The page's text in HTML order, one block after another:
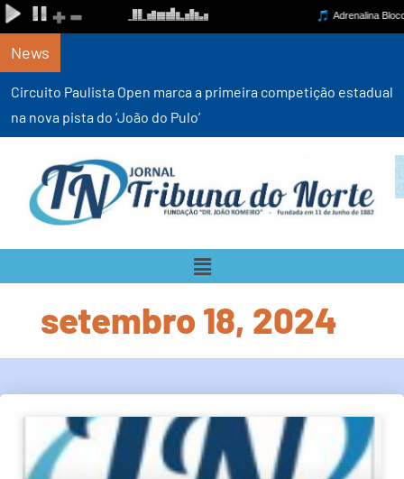
News
Circuito Paulista Open marca a primeira competição estadual
na nova pista do ‘João do Pulo’
setembro 18, 2024